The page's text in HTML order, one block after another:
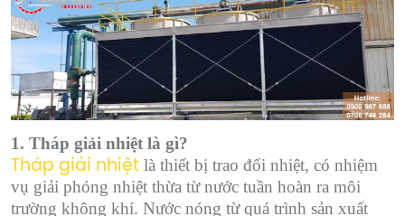
1. Tháp giải nhiệt là gì?
Tháp giải nhiệt là thiết bị trao đổi nhiệt, có nhiệm
vụ giải phóng nhiệt thừa từ nước tuần hoàn ra môi
trường không khí. Nước nóng từ quá trình sản xuất